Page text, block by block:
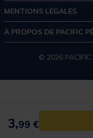
3,99 €
MENTIONS LÉGALES
À PROPOS DE PACIFIC
© 2026